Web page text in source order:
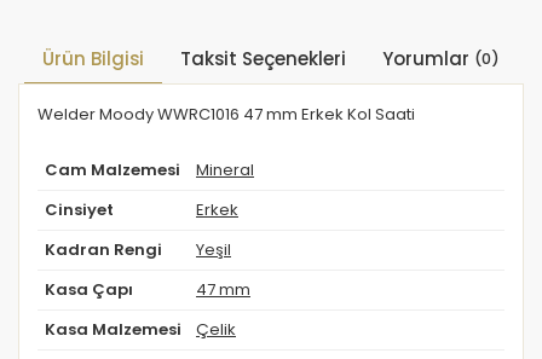
Ürün Bilgisi Taksit Seçenekleri Yorumlar (0)
Welder Moody WWRC1016 47 mm Erkek Kol Saati
Cam Malzemesi Mineral
Cinsiyet Erkek
Kadran Rengi Yeşil
Kasa Çapı 47 mm
Kasa Malzemesi Çelik